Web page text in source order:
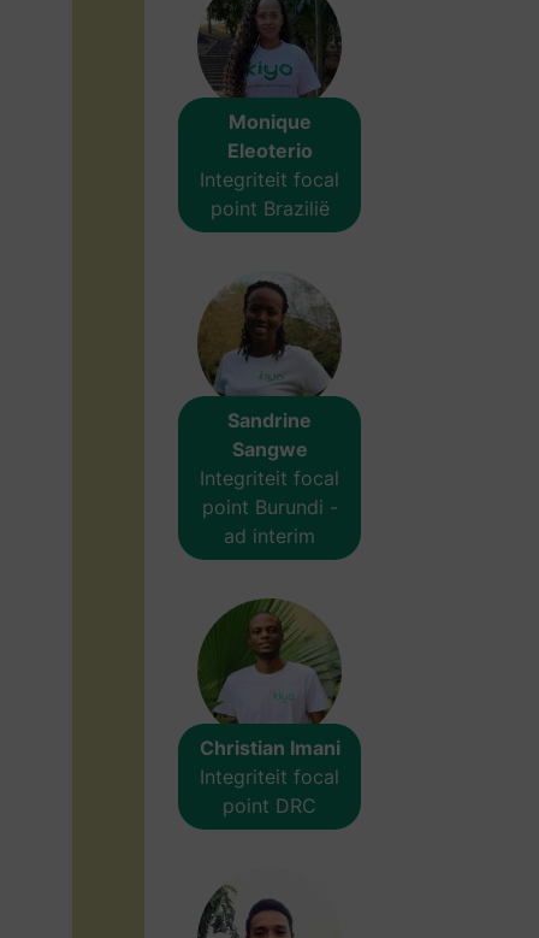
Monique
Eleoterio
Integriteit focal
point Brazilië
Sandrine
Sangwe
Integriteit focal
point Burundi -
ad interim
Christian Imani
Integriteit focal
point DRC